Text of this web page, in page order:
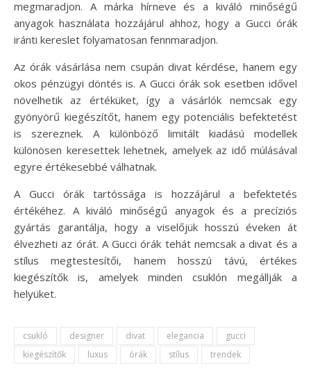
megmaradjon. A márka hírneve és a kiváló minőségű
anyagok használata hozzájárul ahhoz, hogy a Gucci órák
iránti kereslet folyamatosan fennmaradjon.
Az órák vásárlása nem csupán divat kérdése, hanem egy
okos pénzügyi döntés is. A Gucci órák sok esetben idővel
növelhetik az értéküket, így a vásárlók nemcsak egy
gyönyörű kiegészítőt, hanem egy potenciális befektetést
is szereznek. A különböző limitált kiadású modellek
különösen keresettek lehetnek, amelyek az idő múlásával
egyre értékesebbé válhatnak.
A Gucci órák tartóssága is hozzájárul a befektetés
értékéhez. A kiváló minőségű anyagok és a precíziós
gyártás garantálja, hogy a viselőjük hosszú éveken át
élvezheti az órát. A Gucci órák tehát nemcsak a divat és a
stílus megtestesítői, hanem hosszú távú, értékes
kiegészítők is, amelyek minden csuklón megállják a
helyüket.
csukló designer divat elegancia
gucci
kiegészítők
luxus órák stílus trendek